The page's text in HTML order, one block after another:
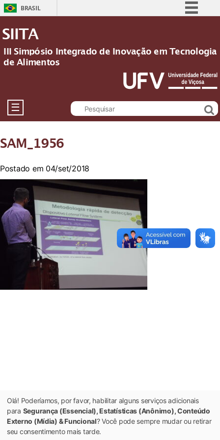
BRASIL
Participe
Acesso à informação
Legislação
Canais
SIITA
III Simpósio Integrado de Inovação em Tecnologia
de Alimentos
☰
SAM_1956
Postado em 04/set/2018
Olá! Poderíamos, por favor, habilitar alguns serviços adicionais
para Segurança (Essencial), Estatísticas (Anônimo), Conteúdo
Externo (Mídia) & Funcional? Você pode sempre mudar ou retirar
seu consentimento mais tarde.